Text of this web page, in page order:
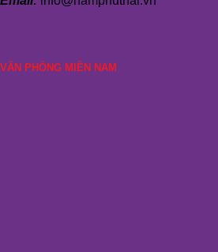
VĂN PHÒNG MIỀN NAM